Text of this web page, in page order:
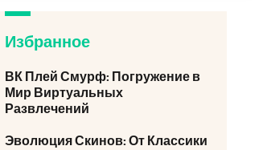
Избранное
ВК Плей Смурф: Погружение в
Мир Виртуальных
Развлечений
Эволюция Скинов: От Классики